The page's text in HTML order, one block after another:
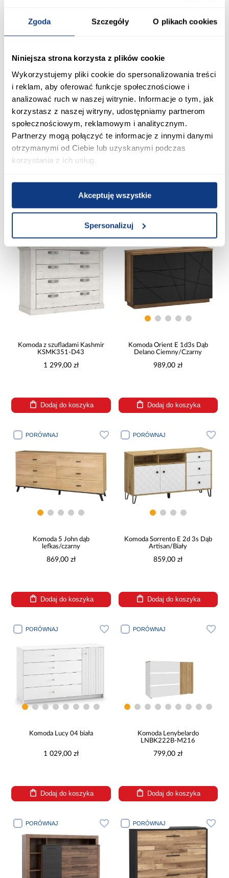
Zgoda Szczegóły O plikach cookies
Niniejsza strona korzysta z plików cookie
Wykorzystujemy pliki cookie do spersonalizowania treści
i reklam, aby oferować funkcje społecznościowe i
analizować ruch w naszej witrynie. Informacje o tym, jak
korzystasz z naszej witryny, udostępniamy partnerom
społecznościowym, reklamowym i analitycznym.
Partnerzy mogą połączyć te informacje z innymi danymi
otrzymanymi od Ciebie lub uzyskanymi podczas
korzystania z ich usług.
Akceptuję wszystkie
Spersonalizuj
Dodaj do koszyka Dodaj do koszyka
Komoda Kashmir KSMK223
Dodaj do koszyka
Komoda Kashmir KSMK26
Dodaj do koszyka
PORÓWNAJ
Komoda z szufladami Kashmir
KSMK351-D43
1 299,00 zł
Dodaj do koszyka
PORÓWNAJ
Komoda Orient E 1d3s Dąb
Delano Ciemny/Czarny
989,00 zł
Dodaj do koszyka
PORÓWNAJ
Komoda 5 John dąb
lefkas/czarny
869,00 zł
Dodaj do koszyka
PORÓWNAJ
Komoda Sorrento E 2d 3s Dąb
Artisan/Biały
859,00 zł
Dodaj do koszyka
PORÓWNAJ
Komoda Lucy 04 biała
1 029,00 zł
Dodaj do koszyka
PORÓWNAJ
Komoda Lenybelardo
LNBK222B-M216
799,00 zł
Dodaj do koszyka
PORÓWNAJ PORÓWNAJ